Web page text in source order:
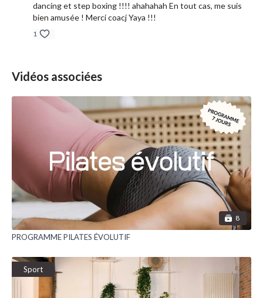
dancing et step boxing !!!! ahahahah En tout cas, me suis
bien amusée ! Merci coacj Yaya !!!
1
Vidéos associées
8
PROGRAMME PILATES ÉVOLUTIF
Sport